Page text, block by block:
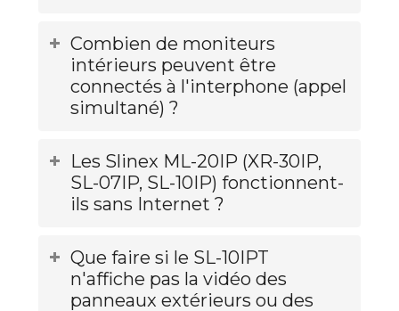
Combien de moniteurs
intérieurs peuvent être
connectés à l'interphone (appel
simultané) ?
Les Slinex ML-20IP (XR-30IP,
SL-07IP, SL-10IP) fonctionnent-
ils sans Internet ?
Que faire si le SL-10IPT
n'affiche pas la vidéo des
panneaux extérieurs ou des